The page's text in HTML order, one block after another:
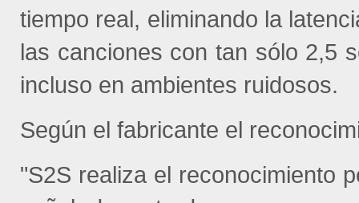
tiempo real, eliminando la
las canciones con tan sólo 2,5
incluso en ambientes ruidosos.
Según el fabricante el
"S2S realiza el reconocimiento